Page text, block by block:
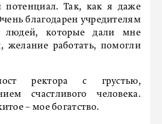
потенциал. Так, как я даже
благодарен учредителям
людей, которые дали мне
желание работать, помогли
ректора с грустью,
счастливого человека.
– мое богатство.